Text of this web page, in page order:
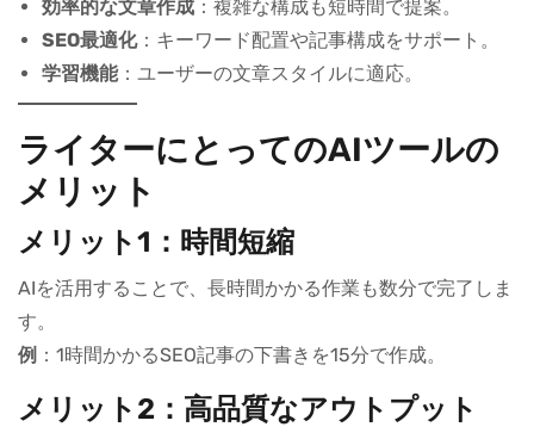
効率的な文章作成 ：複雑な構成も短時間で提案。
SEO最適化：キーワード配置や記事構成をサポート。
学習機能：ユーザーの文章スタイルに適応。
ライターにとってのAIツールの
メリット
メリット1：時間短縮
AIを活用することで、長時間かかる作業も数分で完了しま
す。
例 ：1時間かかるSEO記事の下書きを15分で作成。
メリット2：高品質なアウトプット